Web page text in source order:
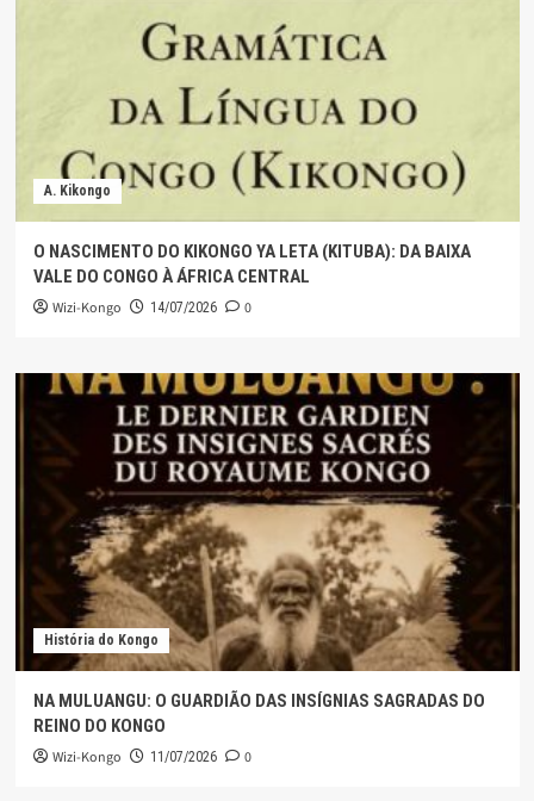
A. Kikongo
O NASCIMENTO DO KIKONGO YA LETA (KITUBA): DA BAIXA
VALE DO CONGO À ÁFRICA CENTRAL
Wizi-Kongo 14/07/2026 0
História do Kongo
NA MULUANGU: O GUARDIÃO DAS INSÍGNIAS SAGRADAS DO
REINO DO KONGO
Wizi-Kongo 11/07/2026 0